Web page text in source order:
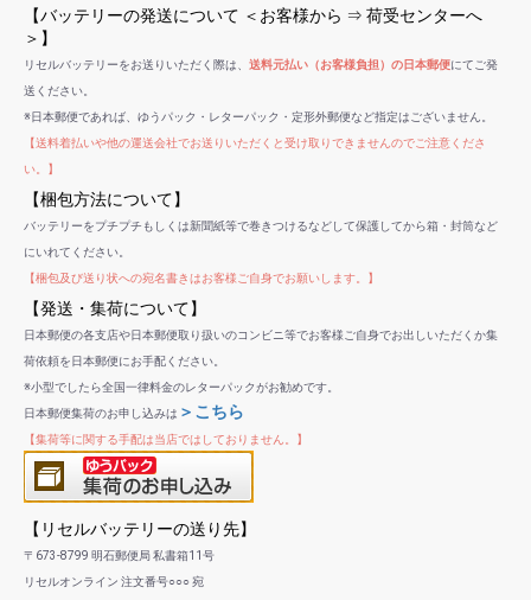
【バッテリーの発送について ＜お客様から ⇒ 荷受センターへ
＞】
リセルバッテリーをお送りいただく際は、 送料元払い（お客様負担）の日本郵便にてご発
送ください。
※日本郵便であれば、ゆうパック・レターパック・定形外郵便など指定はございません。
【送料着払いや他の運送会社でお送りいただくと受け取りできませんのでご注意くださ
い。】
【梱包方法について】
バッテリーをプチプチもしくは新聞紙等で巻きつけるなどして保護してから箱・封筒など
にいれてください。
【梱包及び送り状への宛名書きはお客様ご自身でお願いします。】
【発送・集荷について】
日本郵便の各支店や日本郵便取り扱いのコンビニ等でお客様ご自身でお出しいただくか集
荷依頼を日本郵便にお手配ください。
※小型でしたら全国一律料金のレターパックがお勧めです。
日本郵便集荷のお申し込みは ＞こちら
【集荷等に関する手配は当店ではしておりません。】
【リセルバッテリーの送り先】
〒673-8799 明石郵便局 私書箱11号
リセルオンライン 注文番号○○○ 宛